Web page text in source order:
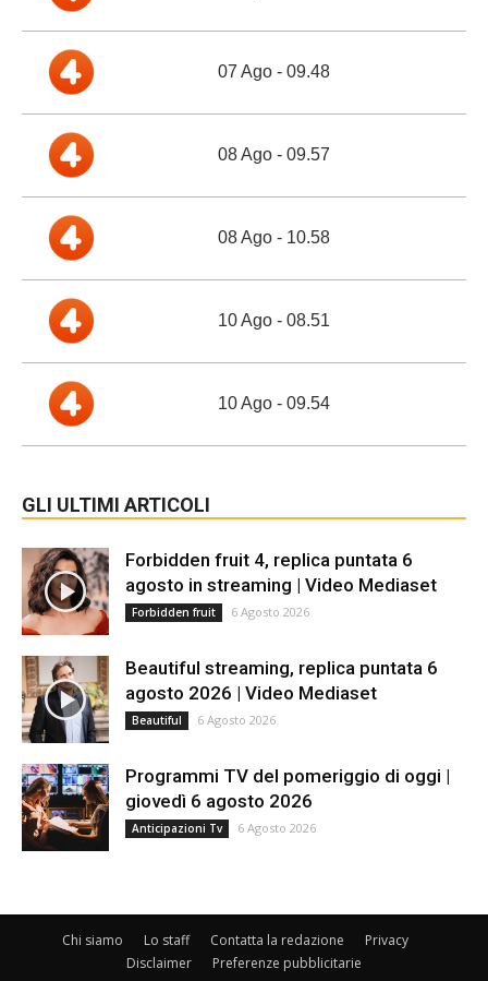
07 Ago - 09.48
08 Ago - 09.57
08 Ago - 10.58
10 Ago - 08.51
10 Ago - 09.54
GLI ULTIMI ARTICOLI
Forbidden fruit 4, replica puntata 6
agosto in streaming | Video Mediaset
Forbidden fruit 6 Agosto 2026
Beautiful streaming, replica puntata 6
agosto 2026 | Video Mediaset
Beautiful 6 Agosto 2026
Programmi TV del pomeriggio di oggi |
giovedì 6 agosto 2026
Anticipazioni Tv 6 Agosto 2026
Chi siamo Lo staff Contatta la redazione
Privacy
Disclaimer
Preferenze pubblicitarie